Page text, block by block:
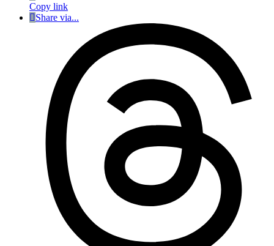
Copy link
Share via...